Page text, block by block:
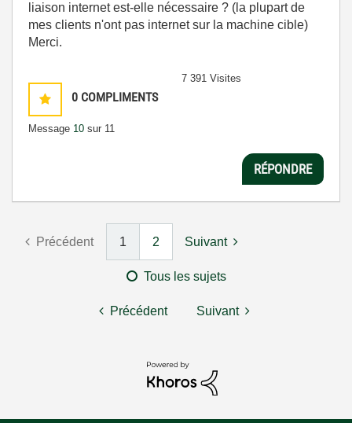
liaison internet est-elle nécessaire ? (la plupart de
mes clients n'ont pas internet sur la machine cible)
Merci.
0 COMPLIMENTS
Message 10 sur 11
7 391 Visites
RÉPONDRE
Précédent 1 2 Suivant
Tous les sujets
Précédent Suivant